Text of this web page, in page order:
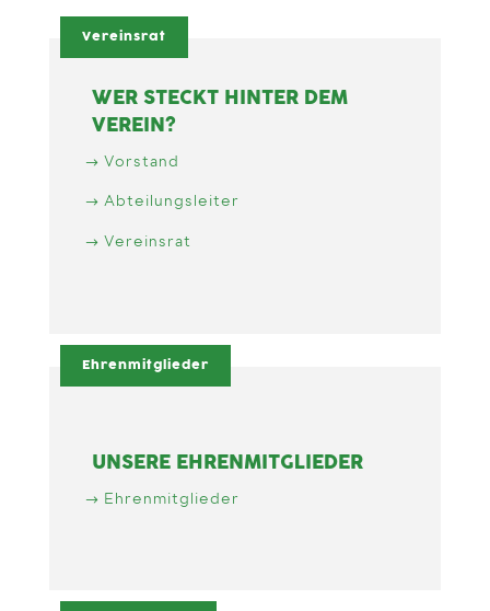
Vereinsrat
WER STECKT HINTER DEM
VEREIN?
Vorstand
Abteilungsleiter
Vereinsrat
Ehrenmitglieder
UNSERE EHRENMITGLIEDER
Ehrenmitglieder